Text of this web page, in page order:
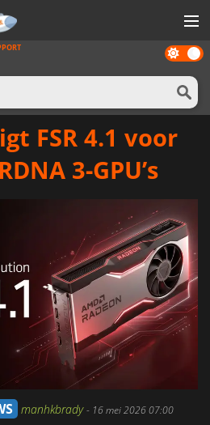
Dark
mode
FSR 4.1 voor
3-GPU’s
manhkbrady- 16 mei 2026 07:00